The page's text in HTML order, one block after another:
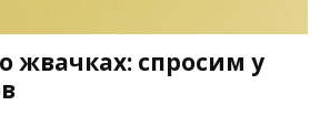
жвачках: спросим у